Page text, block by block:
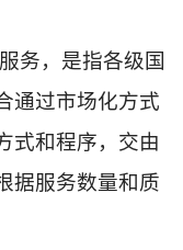
，是指各级国
通过市场化方式
式和程序，交由
据服务数量和质